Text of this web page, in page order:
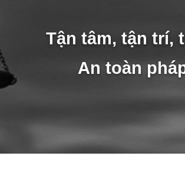
Tận tâm, tận trí,
An toàn